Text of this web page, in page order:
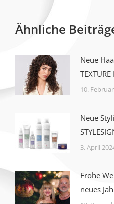
Ähnliche
Neue
10.
Neue
3. April
Frohe
neues